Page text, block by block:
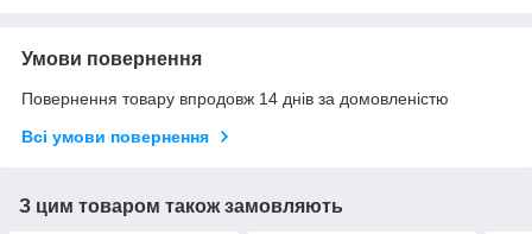
Умови повернення
Повернення товару впродовж 14 днів за домовленістю
Всі умови повернення
З цим товаром також замовляють